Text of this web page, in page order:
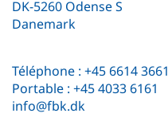
DK-5260 Odense S
Danemark
Téléphone : +45 6614 3661
Portable : +45 4033 6161
info@fbk.dk